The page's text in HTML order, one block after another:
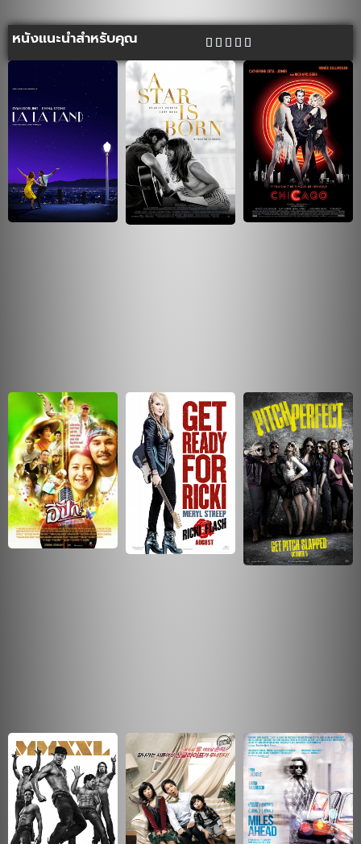
หนังแนะนำสำหรับคุณ     